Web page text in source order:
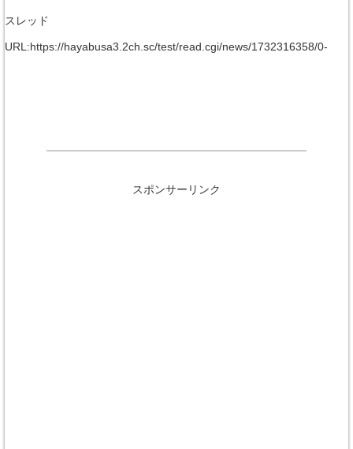
スレッド
URL:https://hayabusa3.2ch.sc/test/read.cgi/news/1732316358/0-
スポンサーリンク